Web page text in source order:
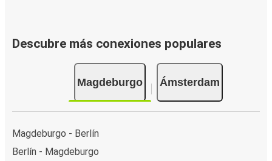
Descubre más conexiones populares
Magdeburgo Ámsterdam
Magdeburgo - Berlín
Berlín - Magdeburgo